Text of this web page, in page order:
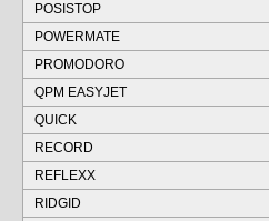
POSISTOP
POWERMATE
PROMODORO
QPM EASYJET
QUICK
RECORD
REFLEXX
RIDGID